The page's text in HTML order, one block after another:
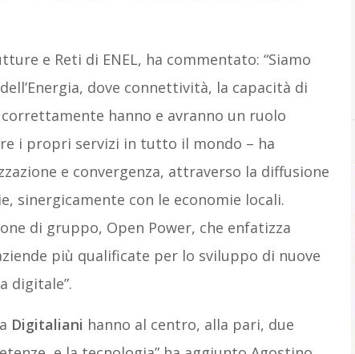
e Reti di ENEL, ha commentato: “Siamo
dove connettività, la capacità di
hanno e avranno un ruolo
i propri servizi in tutto il mondo – ha
e convergenza, attraverso la diffusione
sinergicamente con le economie locali.
di gruppo, Open Power, che enfatizza
più qualificate per lo sviluppo di nuove
digitale”.
Digitaliani hanno al centro, alla pari, due